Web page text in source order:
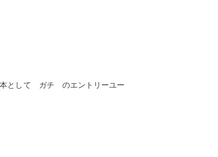
本として ガチ のエントリーユー